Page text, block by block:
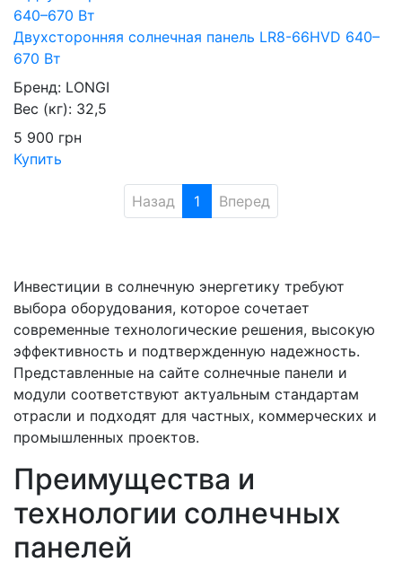
Двухсторонняя солнечная панель LR8-66HVD 640–
670 Вт
Бренд: LONGI
Вес (кг): 32,5
5 900 грн
Купить
Назад 1 Вперед
Инвестиции в солнечную энергетику требуют
выбора оборудования, которое сочетает
современные технологические решения, высокую
эффективность и подтвержденную надежность.
Представленные на сайте солнечные панели и
модули соответствуют актуальным стандартам
отрасли и подходят для частных, коммерческих и
промышленных проектов.
Преимущества и
технологии солнечных
панелей